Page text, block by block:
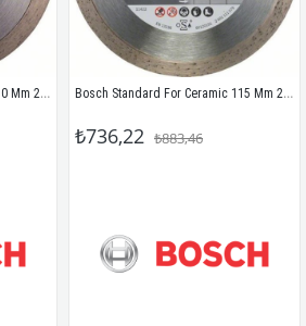
Bosch Standard For Ceramic 110 Mm 2608602535 Bosch Standard For Ceramic 115 Mm 2608602201
₺736,22 ₺883,46